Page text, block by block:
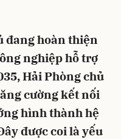
đang hoàn thiện
nghiệp hỗ trợ
Hải Phòng chủ
cường kết nối
hình thành hệ
được coi là yếu
Hủy Gửi